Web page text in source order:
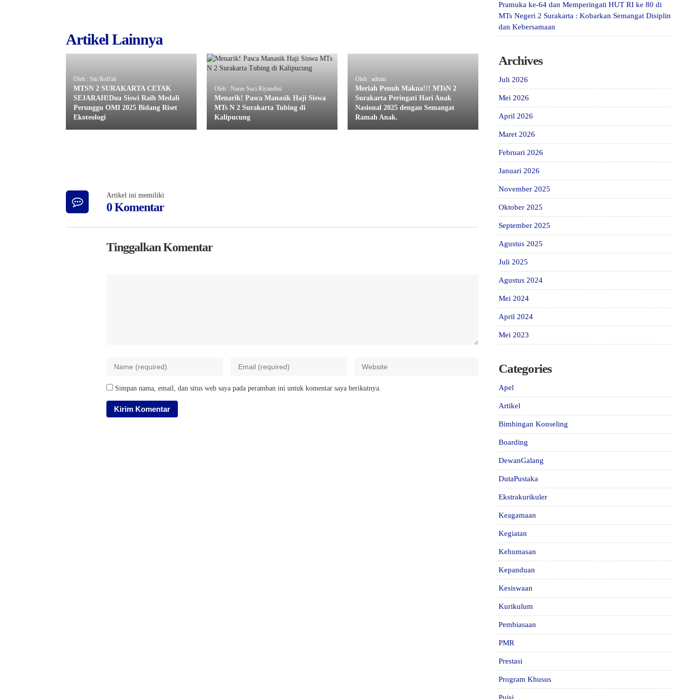
Artikel Lainnya
Oleh : Siti Rofi'ah
MTSN 2 SURAKARTA CETAK
SEJARAH!Dua Siswi Raih Medali
Perunggu OMI 2025 Bidang Riset
Ekoteologi
Oleh : Naras Suci Riyandini
Menarik! Pasca Manasik Haji Siswa
MTs N 2 Surakarta Tubing di
Kalipucung
Oleh : admin
Meriah Penuh Makna!!! MTsN 2
Surakarta Peringati Hari Anak
Nasional 2025 dengan Semangat
Ramah Anak.
Artikel ini memiliki
0 Komentar
Tinggalkan Komentar
Simpan nama, email, dan situs web saya pada peramban ini untuk komentar saya berikutnya.
Pramuka ke-64 dan Memperingati HUT RI ke 80 di
MTs Negeri 2 Surakarta : Kobarkan Semangat Disiplin
dan Kebersamaan
Archives
Juli 2026
Mei 2026
April 2026
Maret 2026
Februari 2026
Januari 2026
November 2025
Oktober 2025
September 2025
Agustus 2025
Juli 2025
Agustus 2024
Mei 2024
April 2024
Mei 2023
Categories
Apel
Artikel
Bimbingan Konseling
Boarding
DewanGalang
DutaPustaka
Ekstrakurikuler
Keagamaan
Kegiatan
Kehumasan
Kepanduan
Kesiswaan
Kurikulum
Pembiasaan
PMR
Prestasi
Program Khusus